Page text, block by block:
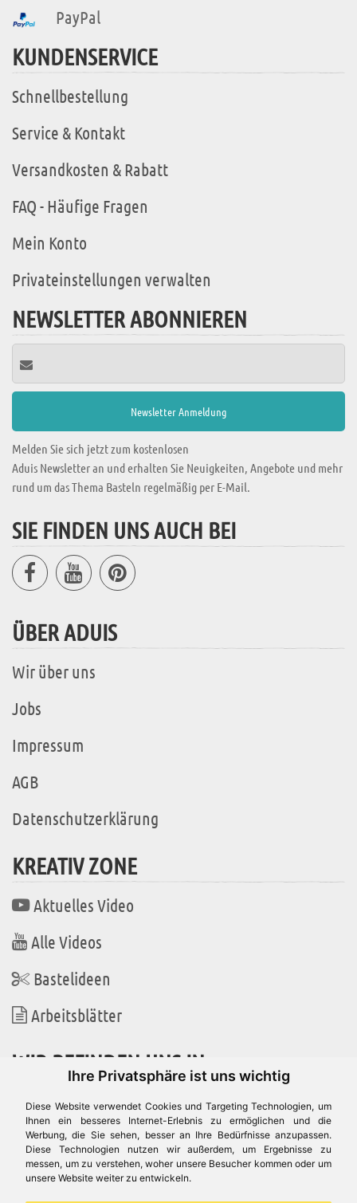
Ihre Privatsphäre ist uns wichtig
Diese Website verwendet Cookies und Targeting Technologien, um
Ihnen ein besseres Internet-Erlebnis zu ermöglichen und die
Werbung, die Sie sehen, besser an Ihre Bedürfnisse anzupassen.
Diese Technologien nutzen wir außerdem, um Ergebnisse zu
messen, um zu verstehen, woher unsere Besucher kommen oder um
unsere Website weiter zu entwickeln.
PayPal
KUNDENSERVICE
Schnellbestellung
Service & Kontakt
Versandkosten & Rabatt
FAQ - Häufige Fragen
Mein Konto
Privateinstellungen verwalten
NEWSLETTER ABONNIEREN
Melden Sie sich jetzt zum kostenlosen
Aduis Newsletter an und erhalten Sie Neuigkeiten, Angebote und mehr
rund um das Thema Basteln regelmäßig per E-Mail.
SIE FINDEN UNS AUCH BEI
ÜBER ADUIS
Wir über uns
Jobs
Impressum
AGB
Datenschutzerklärung
KREATIV ZONE
Aktuelles Video
Alle Videos
Bastelideen
Arbeitsblätter
WIR BEFINDEN UNS IN
Es gibt uns auch in